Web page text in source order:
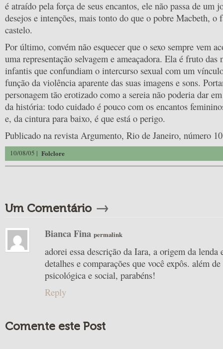
é atraído pela força de seus encantos, ele não passa de um
desejos e intenções, mais tonto do que o pobre Macbeth, o
castelo.
Por último, convém não esquecer que o sexo sempre vem
uma representação selvagem e ameaçadora. Ela é fruto das
infantis que confundiam o intercurso sexual com um
função da violência aparente das suas imagens e sons.
personagem tão erotizado como a sereia não poderia dar
da história: todo cuidado é pouco com os encantos
e, da cintura para baixo, é que está o perigo.
Publicado na revista Argumento, Rio de Janeiro, número
10/08/05 | Folclore
Um Comentário →
Bianca Fina permalink
adorei essa descrição da Iara, a origem da lenda
detalhes e comparações que você expôs. além
psicológica e social, parabéns!
Reply
Comente este Post